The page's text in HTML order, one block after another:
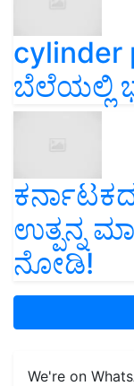
ಬೆಲೆಯಲ್ಲಿ
ಉತ್ಪನ್ನ
ನೋಡಿ!
We're on